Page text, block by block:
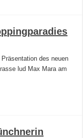
des neuen
lud Max Mara am